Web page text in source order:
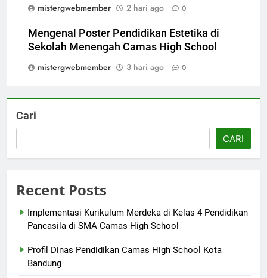
mistergwebmember 2 hari ago 0
Mengenal Poster Pendidikan Estetika di
Sekolah Menengah Camas High School
mistergwebmember
3 hari ago 0
Cari
CARI
Recent Posts
Implementasi Kurikulum Merdeka di Kelas 4 Pendidikan
Pancasila di SMA Camas High School
Profil Dinas Pendidikan Camas High School Kota
Bandung